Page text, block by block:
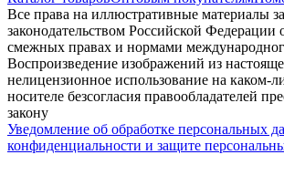
Все права на иллюстративные материалы
законодательством Российской Федерации
смежных правах и нормами
Воспроизведение изображений из
нелицензионное использование на каком-
носителе безсогласия правообладателей
закону
Уведомление об обработке персональных
конфиденциальности и защите